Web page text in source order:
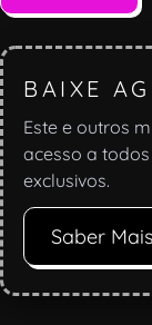
BAIXE
Este e outros
acesso a
exclusivos.
Saber Mais